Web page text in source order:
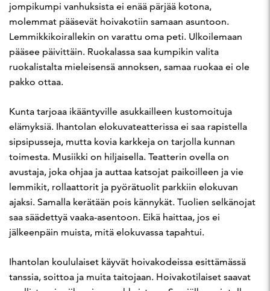
jompikumpi vanhuksista ei enää pärjää kotona,
molemmat pääsevät hoivakotiin samaan asuntoon.
Lemmikkikoirallekin on varattu oma peti. Ulkoilemaan
pääsee päivittäin. Ruokalassa saa kumpikin valita
ruokalistalta mieleisensä annoksen, samaa ruokaa ei ole
pakko ottaa.
Kunta tarjoaa ikääntyville asukkailleen kustomoituja
elämyksiä. Ihantolan elokuvateatterissa ei saa rapistella
sipsipusseja, mutta kovia karkkeja on tarjolla kunnan
toimesta. Musiikki on hiljaisella. Teatterin ovella on
avustaja, joka ohjaa ja auttaa katsojat paikoilleen ja vie
lemmikit, rollaattorit ja pyörätuolit parkkiin elokuvan
ajaksi. Samalla kerätään pois kännykät. Tuolien selkänojat
saa säädettyä vaaka-asentoon. Eikä haittaa, jos ei
jälkeenpäin muista, mitä elokuvassa tapahtui.
Ihantolan koululaiset käyvät hoivakodeissa esittämässä
tanssia, soittoa ja muita taitojaan. Hoivakotilaiset saavat